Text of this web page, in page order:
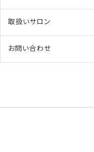
取扱いサロン
お問い合わせ